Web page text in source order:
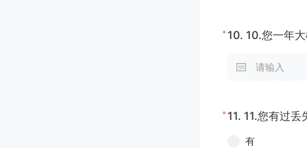
* 10. 10.您一年
* 11. 11.您有过丢
有